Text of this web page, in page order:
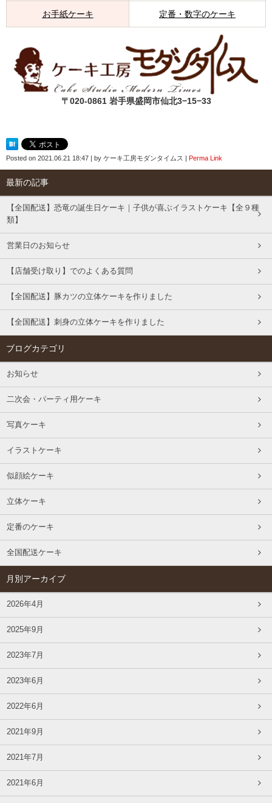
お手紙ケーキ 定番・数字のケーキ
〒020-0861 岩手県盛岡市仙北3−15−33
Posted on 2021.06.21 18:47 | by ケーキ工房モダンタイムス | Perma Link
最新の記事
【全国配送】恐竜の誕生日ケーキ｜子供が喜ぶイラストケーキ【全９種
類】
営業日のお知らせ
【店舗受け取り】でのよくある質問
【全国配送】豚カツの立体ケーキを作りました
【全国配送】刺身の立体ケーキを作りました
ブログカテゴリ
お知らせ
二次会・パーティ用ケーキ
写真ケーキ
イラストケーキ
似顔絵ケーキ
立体ケーキ
定番のケーキ
全国配送ケーキ
月別アーカイブ
2026年4月
2025年9月
2023年7月
2023年6月
2022年6月
2021年9月
2021年7月
2021年6月